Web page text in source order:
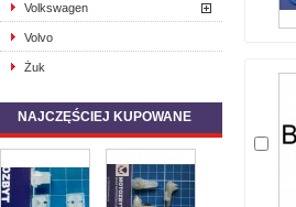
Volkswagen
Volvo
Żuk
NAJCZĘŚCIEJ KUPOWANE